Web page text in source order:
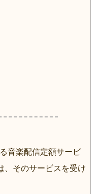
音楽配信定額サービ
、そのサービスを受け